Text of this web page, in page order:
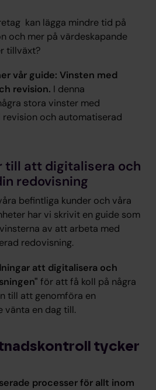
kan lägga mindre tid på
och mer på värdeskapande
tillväxt?
vår guide: Vinsten med
revision. I denna
stora vinster med
och automatiserad
till att digitalisera och
redovisning
befintliga kunder och våra
har vi skrivit en guide som
av att arbeta med
redovisning.
att digitalisera och
för att få koll på några
till att genomföra en
vänta en dag till.
tycker
processer för allt inom